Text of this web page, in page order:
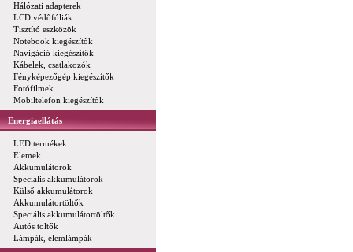
Hálózati adapterek
LCD védőfóliák
Tisztító eszközök
Notebook kiegészítők
Navigáció kiegészítők
Kábelek, csatlakozók
Fényképezőgép kiegészítők
Fotófilmek
Mobiltelefon kiegészítők
Energiaellátás
LED termékek
Elemek
Akkumulátorok
Speciális akkumulátorok
Külső akkumulátorok
Akkumulátortöltők
Speciális akkumulátortöltők
Autós töltők
Lámpák, elemlámpák